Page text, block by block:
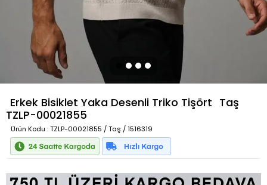
Erkek Bisiklet Yaka Desenli Triko Tişört Taş
TZLP-00021855
Ürün Kodu : TZLP-00021855 / Taş / 1516319